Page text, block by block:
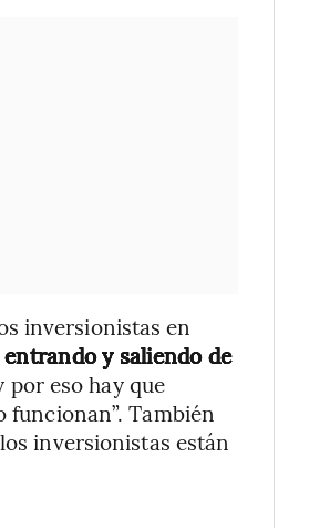
inversionistas en
y saliendo de
por eso hay que
También
inversionistas están